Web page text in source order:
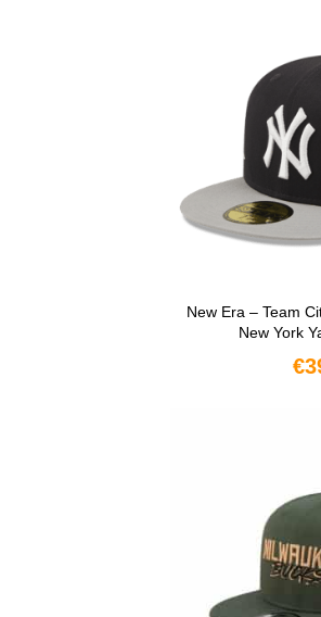
New Era – Team
New York
€